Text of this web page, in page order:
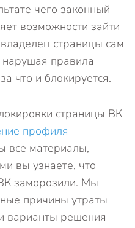
чего законный
возможности зайти
страницы сам
нарушая правила
что и блокируется.
страницы ВК
профиля
все материалы,
вы узнаете, что
заморозили. Мы
причины утраты
варианты решения